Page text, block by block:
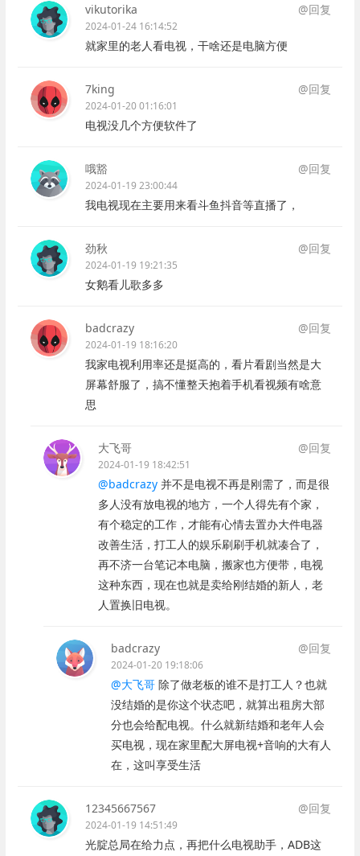
vikutorika @回复
2024-01-24 16:14:52
就家里的老人看电视，干啥还是电脑方便
7king @回复
2024-01-20 01:16:01
电视没几个方便软件了
哦豁 @回复
2024-01-19 23:00:44
我电视现在主要用来看斗鱼抖音等直播了，
劲秋 @回复
2024-01-19 19:21:35
女鹅看儿歌多多
badcrazy @回复
2024-01-19 18:16:20
我家电视利用率还是挺高的，看片看剧当然是大
屏幕舒服了，搞不懂整天抱着手机看视频有啥意
思
大飞哥 @回复
2024-01-19 18:42:51
@badcrazy 并不是电视不再是刚需了，而是很
多人没有放电视的地方，一个人得先有个家，
有个稳定的工作，才能有心情去置办大件电器
改善生活，打工人的娱乐刷刷手机就凑合了，
再不济一台笔记本电脑，搬家也方便带，电视
这种东西，现在也就是卖给刚结婚的新人，老
人置换旧电视。
badcrazy @回复
2024-01-20 19:18:06
@大飞哥除了做老板的谁不是打工人？也就
没结婚的是你这个状态吧，就算出租房大部
分也会给配电视。什么就新结婚和老年人会
买电视，现在家里配大屏电视+音响的大有人
在，这叫享受生活
12345667567 @回复
2024-01-19 14:51:49
光腚总局在给力点，再把什么电视助手，ADB这